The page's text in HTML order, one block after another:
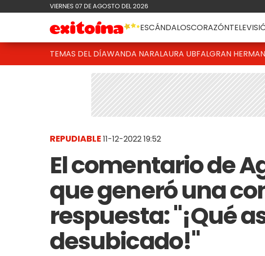
VIERNES 07 DE AGOSTO DEL 2026
ESCÁNDALOSCORAZÓN
TEMAS DEL DÍAWANDA NARALAURA UBFALGRAN
REPUDIABLE11-12-2022 19:52
El comentario de
que generó una
respuesta: "¡Qué
desubicado!"